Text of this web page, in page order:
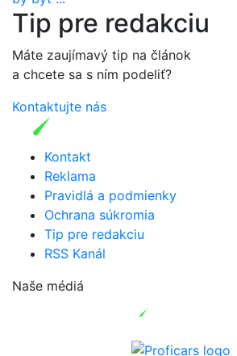
Tip pre redakciu
Máte zaujímavý tip na článok
a chcete sa s ním podeliť?
Kontaktujte nás
Kontakt
Reklama
Pravidlá a podmienky
Ochrana súkromia
Tip pre redakciu
RSS Kanál
Naše médiá